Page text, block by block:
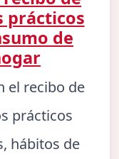
prácticos
de
el recibo de
prácticos
hábitos de